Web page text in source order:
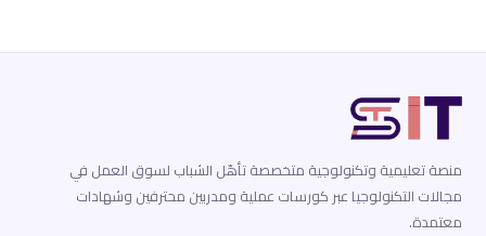
منصة تعليمية وتكنولوجية متخصصة تأهّل الشباب لسوق العمل في
مجالات التكنولوجيا عبر كورسات عملية ومدربين محترفين وشهادات
معتمدة.